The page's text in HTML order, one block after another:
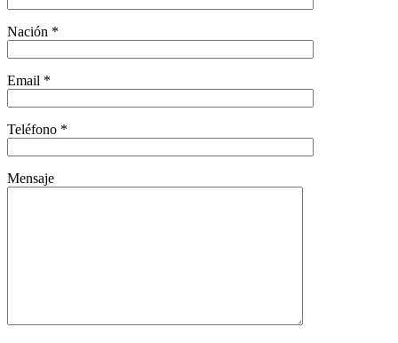
Nación *
Email *
Teléfono *
Mensaje